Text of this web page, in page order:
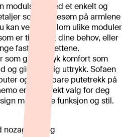
modulsofa med et enkelt og
som leppesøm på armlene
kan velge mellom ulike moduler
er tilpasset dine behov, eller
faste oppsettene.
gir en myk komfort som
og gir et fyldig uttrykk. Sofaen
og avtagbare putetrekk på
er et perfekt valg for deg
med både funksjon og stil.
nozag fjæring